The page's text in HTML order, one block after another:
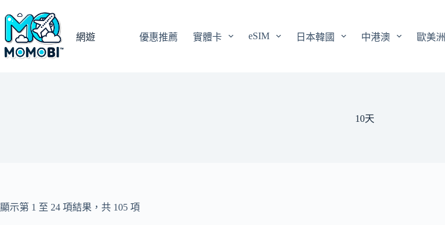
至
要
網遊 優惠推薦 實體卡 eSIM 日本韓國 中港澳 歐美洲
10天
顯示第 1 至 24 項結果，共 105 項